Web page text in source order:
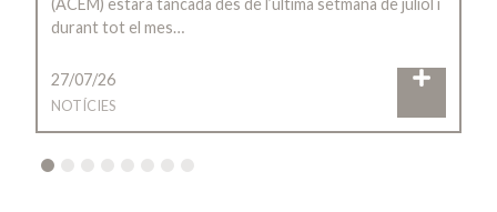
(ACEM) estarà tancada des de l’última setmana de juliol i
durant tot el mes…
27/07/26
NOTÍCIES
4 5 6 7 8